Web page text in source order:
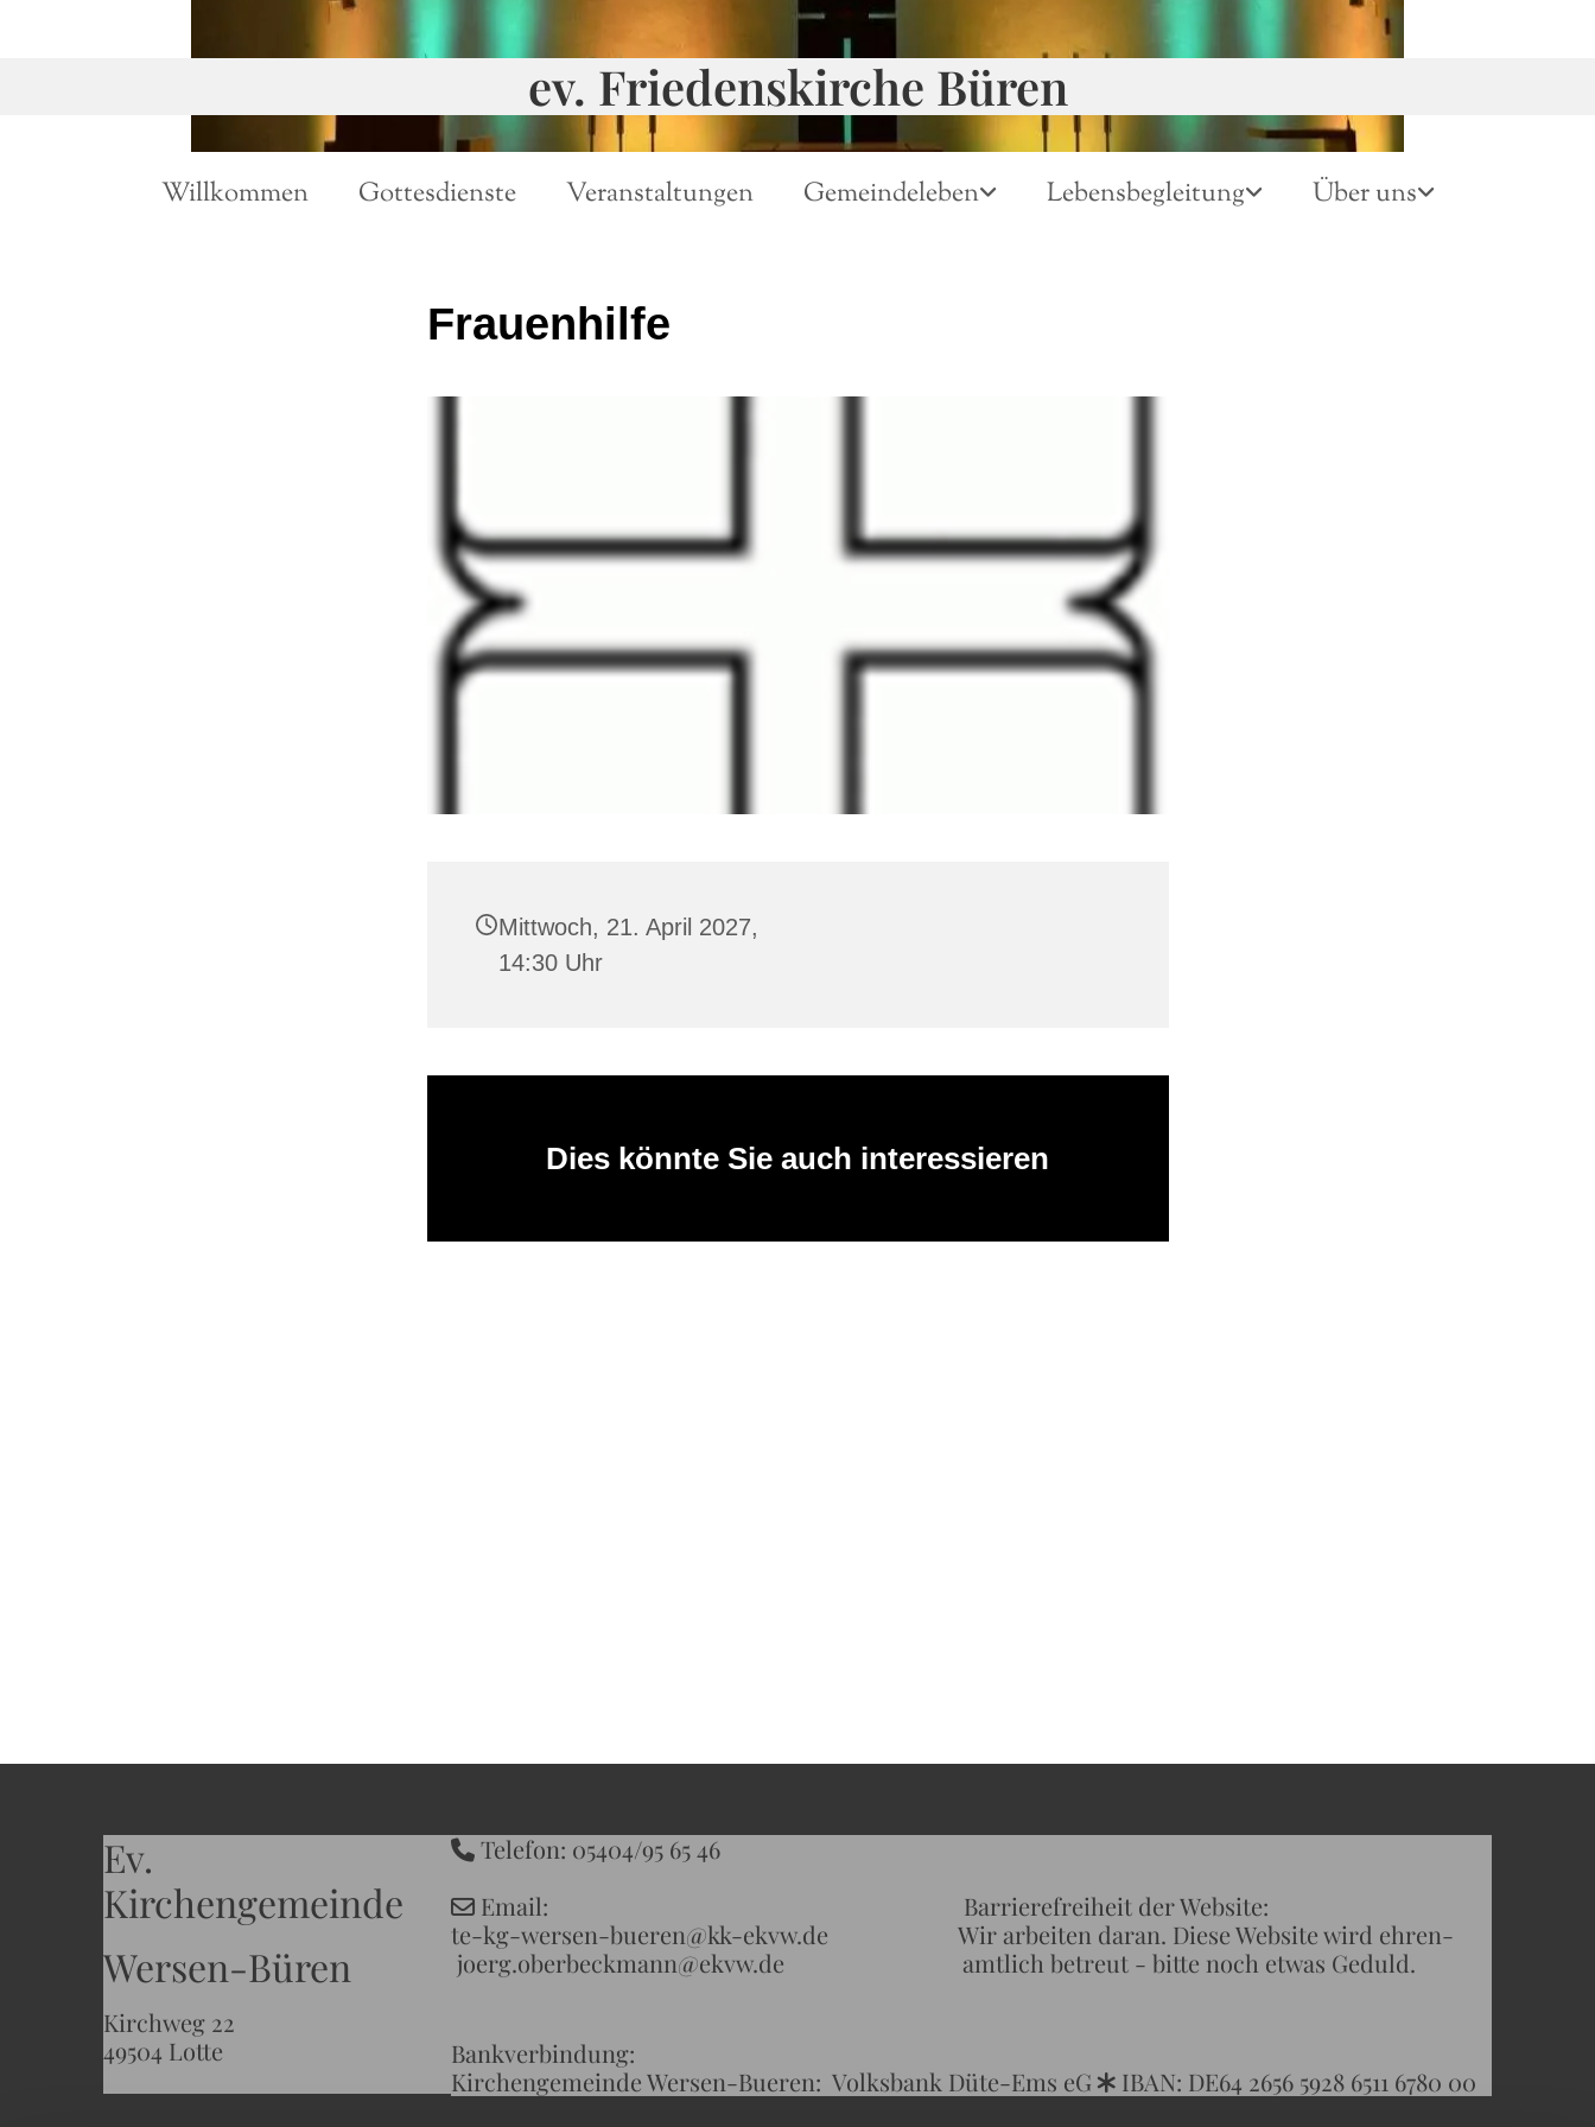
ev. Friedenskirche Büren
Willkommen Gottesdienste Veranstaltungen Gemeindeleben Lebensbegleitung Über uns
Frauenhilfe
Mittwoch, 21. April 2027,
14:30 Uhr
Dies könnte Sie auch interessieren
Ev.
Kirchengemeinde
Wersen-Büren
Kirchweg 22
49504 Lotte
Telefon: 05404/95 65 46
Email: Barrierefreiheit der Website:
te-kg-wersen-bueren@kk-ekvw.de Wir arbeiten daran. Diese Website wird ehren-
joerg.oberbeckmann@ekvw.de amtlich betreut - bitte noch etwas Geduld.
Bankverbindung:
Kirchengemeinde Wersen-Bueren: Volksbank Düte-Ems eG *IBAN: DE64 2656 5928 6511 6780 00